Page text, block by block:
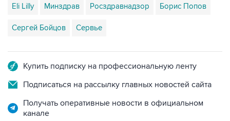
Сергей Бойцов Сервье
Подписаться на рассылку главных новостей сайта
Получать оперативные новости в официальном